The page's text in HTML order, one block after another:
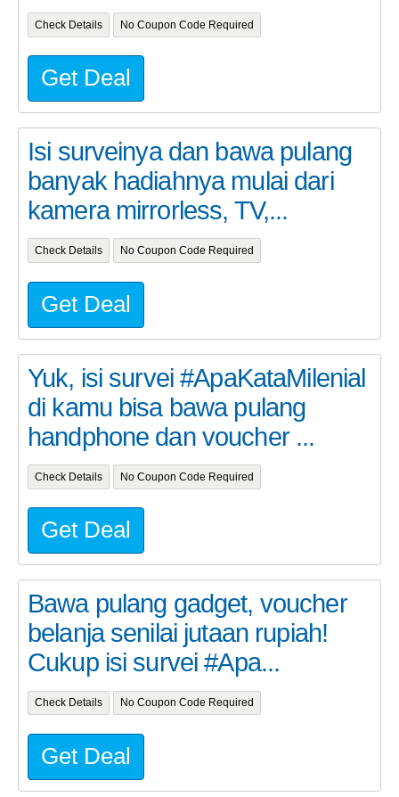
Check Details No Coupon Code Required
Get Deal
Isi surveinya dan bawa pulang
banyak hadiahnya mulai dari
kamera mirrorless, TV,...
Check Details No Coupon Code Required
Get Deal
Yuk, isi survei #ApaKataMilenial
di kamu bisa bawa pulang
handphone dan voucher ...
Check Details No Coupon Code Required
Get Deal
Bawa pulang gadget, voucher
belanja senilai jutaan rupiah!
Cukup isi survei #Apa...
Check Details No Coupon Code Required
Get Deal